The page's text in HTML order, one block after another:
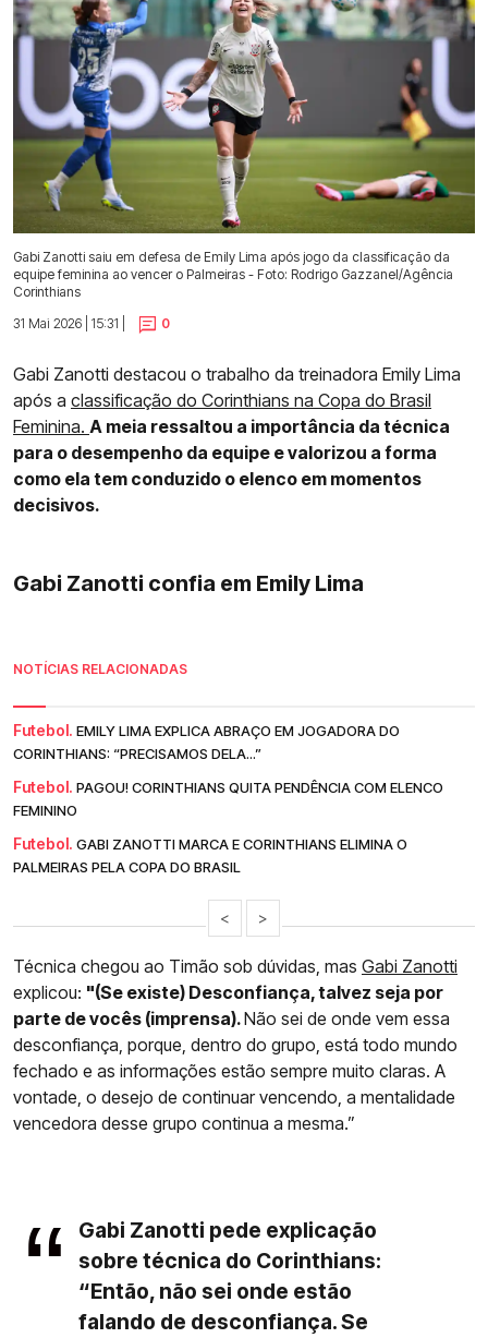
Gabi Zanotti saiu em defesa de Emily Lima após jogo da classificação da
equipe feminina ao vencer o Palmeiras - Foto: Rodrigo Gazzanel/Agência
Corinthians
31 Mai 2026 | 15:31 |
0
Gabi Zanotti destacou o trabalho da treinadora Emily Lima
após a classificação do Corinthians na Copa do Brasil
Feminina. A meia ressaltou a importância da técnica
para o desempenho da equipe e valorizou a forma
como ela tem conduzido o elenco em momentos
decisivos.
Gabi Zanotti confia em Emily Lima
NOTÍCIAS RELACIONADAS
Futebol. EMILY LIMA EXPLICA ABRAÇO EM JOGADORA DO
CORINTHIANS: “PRECISAMOS DELA...”
Futebol. PAGOU! CORINTHIANS QUITA PENDÊNCIA COM ELENCO
FEMININO
Futebol. GABI ZANOTTI MARCA E CORINTHIANS ELIMINA O
PALMEIRAS PELA COPA DO BRASIL
< >
Técnica chegou ao Timão sob dúvidas, mas Gabi Zanotti
explicou: "(Se existe) Desconfiança, talvez seja por
parte de vocês (imprensa).Não sei de onde vem essa
desconfiança, porque, dentro do grupo, está todo mundo
fechado e as informações estão sempre muito claras. A
vontade, o desejo de continuar vencendo, a mentalidade
vencedora desse grupo continua a mesma.”
Gabi Zanotti pede explicação
sobre técnica do Corinthians:
“Então, não sei onde estão
falando de desconfiança. Se